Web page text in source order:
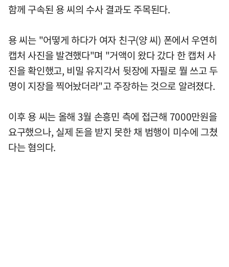
함께 구속된 용 씨의 수사 결과도 주목된다.
용 씨는 "어떻게 하다가 여자 친구(양 씨) 폰에서 우연히
캡처 사진을 발견했다"며 "거액이 왔다 갔다 한 캡처 사
진을 확인했고, 비밀 유지각서 뒷장에 자필로 뭘 쓰고 두
명이 지장을 찍어놨더라"고 주장하는 것으로 알려졌다.
이후 용 씨는 올해 3월 손흥민 측에 접근해 7000만원을
요구했으나, 실제 돈을 받지 못한 채 범행이 미수에 그쳤
다는 혐의다.